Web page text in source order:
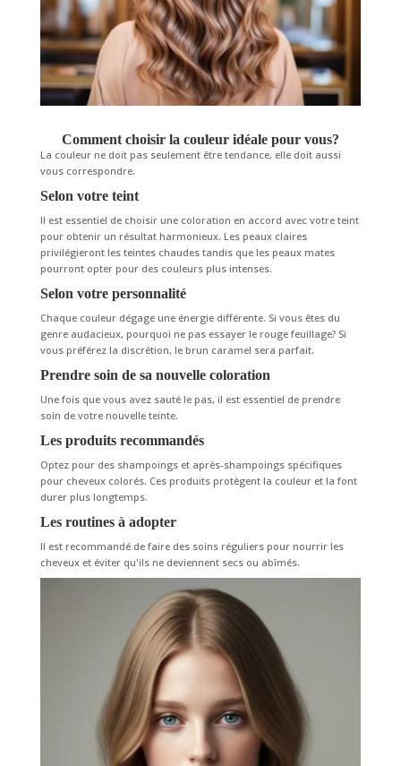
Comment choisir la couleur idéale pour vous?
La couleur ne doit pas seulement être tendance, elle doit aussi
vous correspondre.
Selon votre teint
Il est essentiel de choisir une coloration en accord avec votre teint
pour obtenir un résultat harmonieux. Les peaux claires
privilégieront les teintes chaudes tandis que les peaux mates
pourront opter pour des couleurs plus intenses.
Selon votre personnalité
Chaque couleur dégage une énergie différente. Si vous êtes du
genre audacieux, pourquoi ne pas essayer le rouge feuillage? Si
vous préférez la discrétion, le brun caramel sera parfait.
Prendre soin de sa nouvelle coloration
Une fois que vous avez sauté le pas, il est essentiel de prendre
soin de votre nouvelle teinte.
Les produits recommandés
Optez pour des shampoings et après-shampoings spécifiques
pour cheveux colorés. Ces produits protègent la couleur et la font
durer plus longtemps.
Les routines à adopter
Il est recommandé de faire des soins réguliers pour nourrir les
cheveux et éviter qu'ils ne deviennent secs ou abîmés.